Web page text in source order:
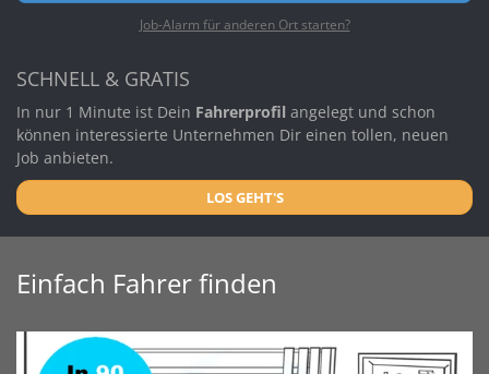
Job-Alarm für anderen Ort starten?
SCHNELL & GRATIS
In nur 1 Minute ist Dein Fahrerprofil angelegt und schon
können interessierte Unternehmen Dir einen tollen, neuen
Job anbieten.
LOS GEHT'S
Einfach Fahrer finden